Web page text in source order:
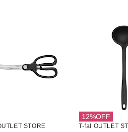
STORE
12%OFF
T-fal OUTLET